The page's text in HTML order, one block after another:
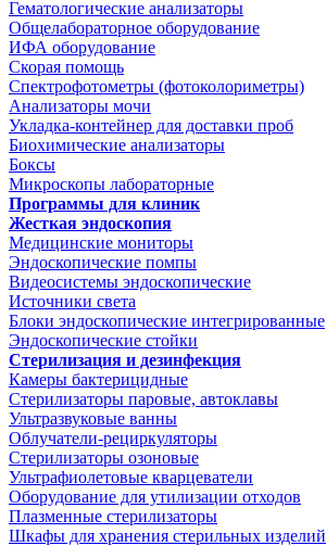
Гематологические анализаторы
Общелабораторное оборудование
ИФА оборудование
Скорая помощь
Спектрофотометры (фотоколориметры)
Анализаторы мочи
Укладка-контейнер для доставки проб
Биохимические анализаторы
Боксы
Микроскопы лабораторные
Программы для клиник
Жесткая эндоскопия
Медицинские мониторы
Эндоскопические помпы
Видеосистемы эндоскопические
Источники света
Блоки эндоскопические интегрированные
Эндоскопические стойки
Стерилизация и дезинфекция
Камеры бактерицидные
Стерилизаторы паровые, автоклавы
Ультразвуковые ванны
Облучатели-рециркуляторы
Стерилизаторы озоновые
Ультрафиолетовые кварцеватели
Оборудование для утилизации отходов
Плазменные стерилизаторы
Шкафы для хранения стерильных изделий